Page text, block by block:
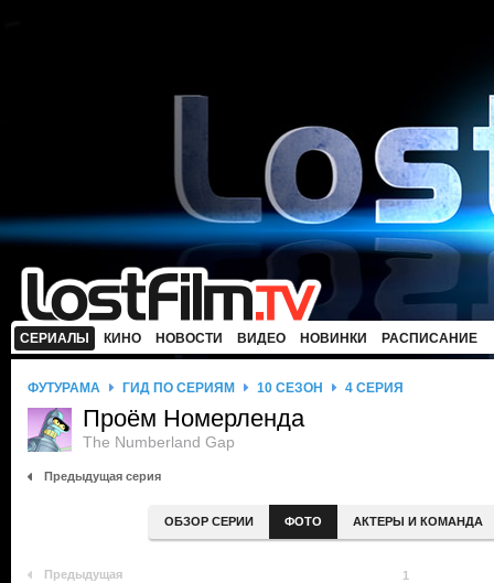
СЕРИАЛЫ КИНО НОВОСТИ ВИДЕО НОВИНКИ РАСПИСАНИЕ
ФУТУРАМА ГИД ПО СЕРИЯМ 10 СЕЗОН 4 СЕРИЯ
Проём Номерленда
The Numberland Gap
Предыдущая серия
ОБЗОР СЕРИИ ФОТО АКТЕРЫ И КОМАНДА
Предыдущая 1